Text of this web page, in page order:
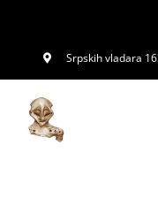
content
Srpskih vladara